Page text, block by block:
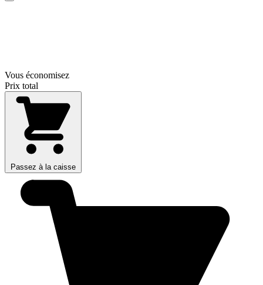
Vous économisez
Prix total
Passez à la caisse